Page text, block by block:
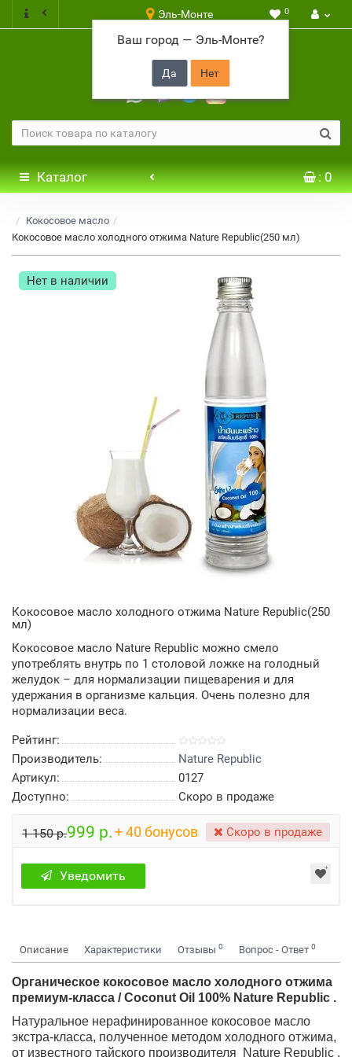
Эль-Монте
Ваш город — Эль-Монте?
0
+7 917 646 65 48
Каталог : 0
Кокосовое масло
Кокосовое масло холодного отжима Nature Republic(250 мл)
Нет в наличии
Кокосовое масло холодного отжима Nature Republic(250
мл)
Кокосовое масло Nature Republic можно смело
употреблять внутрь по 1 столовой ложке на голодный
желудок – для нормализации пищеварения и для
удержания в организме кальция. Очень полезно для
нормализации веса.
Рейтинг:
Производитель:
Nature Republic
Артикул:
0127
Доступно:
Скоро в продаже
1 150 р.999 р.+ 40 бонусов Скоро в продаже
Уведомить
Описание Характеристики Отзывы 0 Вопрос - Ответ 0
Органическое кокосовое масло холодного отжима
премиум-класса / Coconut Oil 100% Nature Republic .
Натуральное нерафинированное кокосовое масло
экстра-класса, полученное методом холодного отжима,
от известного тайского производителя Nature Republic .